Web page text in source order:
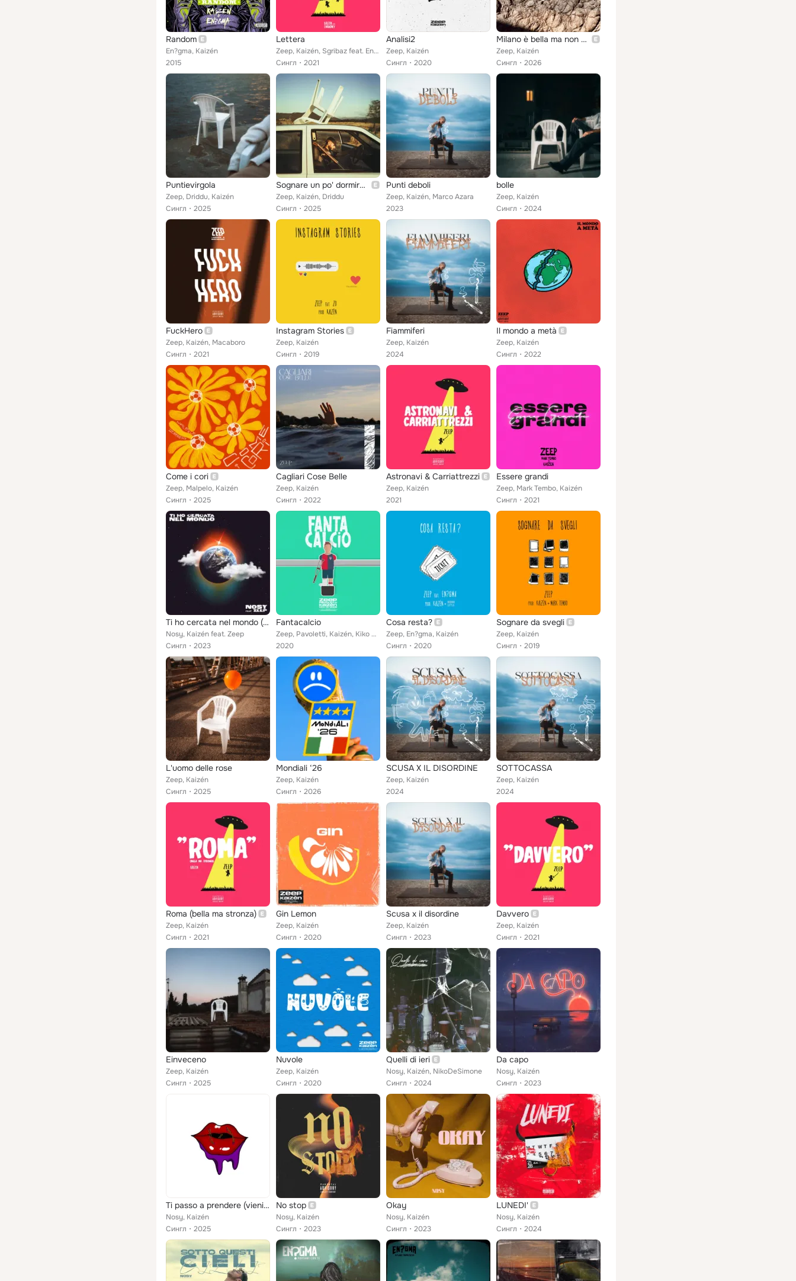
Random
En?gma, Kaizén
2015
Lettera
Zeep, Kaizén, Sgribaz feat. Enomoney
Сингл
2021
Analisi2
Zeep, Kaizén
Сингл
2020
Milano è bella ma non c'è il mare
Zeep, Kaizén
Сингл
2026
Puntievirgola
Zeep, Driddu, Kaizén
Сингл
2025
Sognare un po' dormire mai
Zeep, Kaizén, Driddu
Сингл
2025
Punti deboli
Zeep, Kaizén, Marco Azara
2023
bolle
Zeep, Kaizén
Сингл
2024
FuckHero
Zeep, Kaizén, Macaboro
Сингл
2021
Instagram Stories
Zeep, Kaizén
Сингл
2019
Fiammiferi
Zeep, Kaizén
2024
Il mondo a metà
Zeep, Kaizén
Сингл
2022
Come i cori
Zeep, Malpelo, Kaizén
Сингл
2025
Cagliari Cose Belle
Zeep, Kaizén
Сингл
2022
Astronavi & Carriattrezzi
Zeep, Kaizén
2021
Essere grandi
Zeep, Mark Tembo, Kaizén
Сингл
2021
Ti ho cercata nel mondo (feat. Zeep)
Nosy, Kaizén feat. Zeep
Сингл
2023
Fantacalcio
Zeep, Pavoletti, Kaizén, Kiko De Bidda
2020
Cosa resta?
Zeep, En?gma, Kaizén
Сингл
2020
Sognare da svegli
Zeep, Kaizén
Сингл
2019
L'uomo delle rose
Zeep, Kaizén
Сингл
2025
Mondiali ‘26
Zeep, Kaizén
Сингл
2026
SCUSA X IL DISORDINE
Zeep, Kaizén
2024
SOTTOCASSA
Zeep, Kaizén
2024
Roma (bella ma stronza)
Zeep, Kaizén
Сингл
2021
Gin Lemon
Zeep, Kaizén
Сингл
2020
Scusa x il disordine
Zeep, Kaizén
Сингл
2023
Davvero
Zeep, Kaizén
Сингл
2021
Einveceno
Zeep, Kaizén
Сингл
2025
Nuvole
Zeep, Kaizén
Сингл
2020
Quelli di ieri
Nosy, Kaizén, NikoDeSimone
Сингл
2024
Da capo
Nosy, Kaizén
Сингл
2023
Ti passo a prendere (vieni con me?)
Nosy, Kaizén
Сингл
2025
No stop
Nosy, Kaizén
Сингл
2023
Okay
Nosy, Kaizén
Сингл
2023
LUNEDI'
Nosy, Kaizén
Сингл
2024